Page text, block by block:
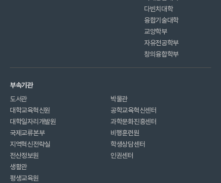
다빈치대학
융합기술대학
교양학부
자유전공학부
창의융합학부
부속기관
도서관
대학교육혁신원
대학일자리개발원
국제교류본부
지역혁신전략실
전산정보원
생활관
평생교육원
박물관
공학교육혁신센터
과학문화진흥센터
비행훈련원
학생상담센터
인권센터